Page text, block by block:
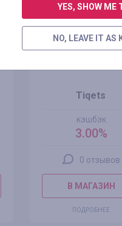
Tiqets
кэшбэк
3.00%
0 отзывов
В МАГАЗИН
ПОДРОБНЕЕ
YES, SHOW ME
NO, LEAVE IT AS